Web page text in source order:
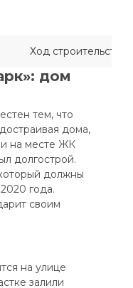
Ход строительства
дом
тем, что
дома,
на месте ЖК
долгострой.
должны
года.
своим
на улице
залили